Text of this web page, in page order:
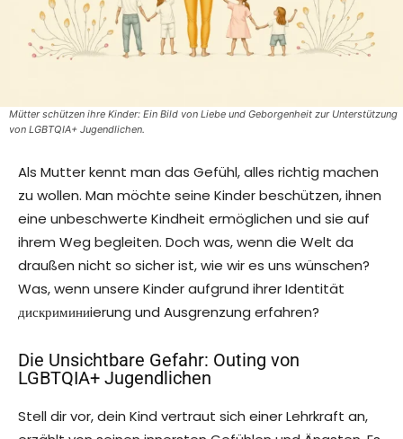
Mütter schützen ihre Kinder: Ein Bild von Liebe und Geborgenheit zur Unterstützung
von LGBTQIA+ Jugendlichen.
Als Mutter kennt man das Gefühl, alles richtig machen
zu wollen. Man möchte seine Kinder beschützen, ihnen
eine unbeschwerte Kindheit ermöglichen und sie auf
ihrem Weg begleiten. Doch was, wenn die Welt da
draußen nicht so sicher ist, wie wir es uns wünschen?
Was, wenn unsere Kinder aufgrund ihrer Identität
дискриминиierung und Ausgrenzung erfahren?
Die Unsichtbare Gefahr: Outing von
LGBTQIA+ Jugendlichen
Stell dir vor, dein Kind vertraut sich einer Lehrkraft an,